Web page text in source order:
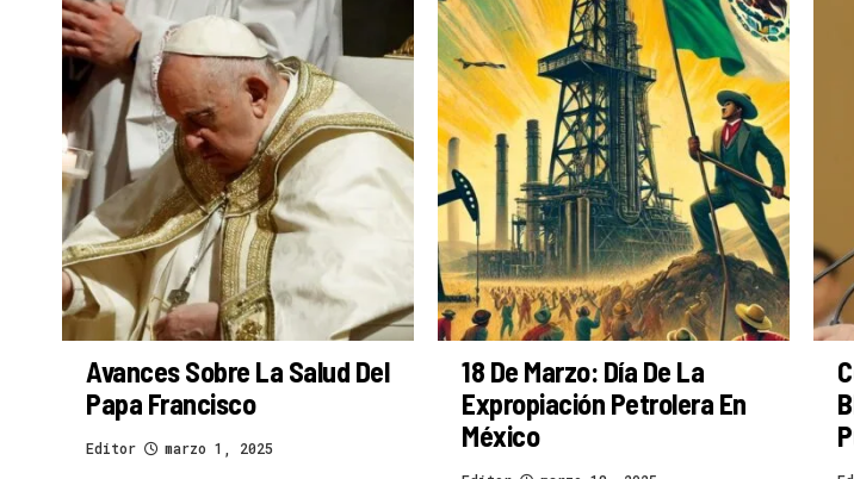
Avances Sobre La Salud Del
Papa Francisco
Editor marzo 1, 2025
18 De Marzo: Día De La
Expropiación Petrolera En
México